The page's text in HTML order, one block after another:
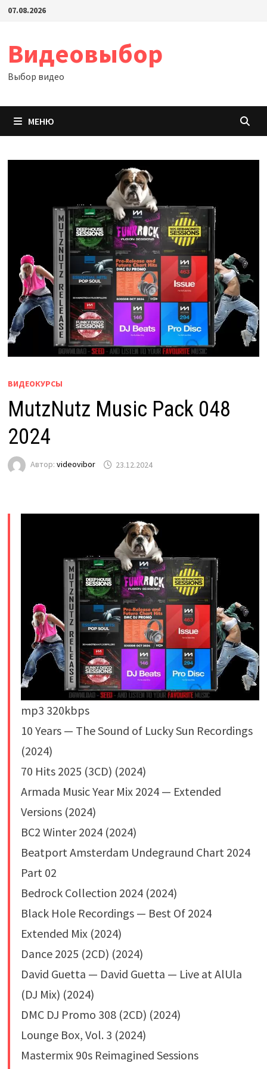
Перейти
07.08.2026
Видеовыбор
Выбор видео
МЕНЮ
ВИДЕОКУРСЫ
MutzNutz Music Pack 048
2024
Автор: videovibor 23.12.2024
mp3 320kbps
10 Years — The Sound of Lucky Sun Recordings
(2024)
70 Hits 2025 (3CD) (2024)
Armada Music Year Mix 2024 — Extended
Versions (2024)
BC2 Winter 2024 (2024)
Beatport Amsterdam Undegraund Chart 2024
Part 02
Bedrock Collection 2024 (2024)
Black Hole Recordings — Best Of 2024
Extended Mix (2024)
Dance 2025 (2CD) (2024)
David Guetta — David Guetta — Live at AlUla
(DJ Mix) (2024)
DMC DJ Promo 308 (2CD) (2024)
Lounge Box, Vol. 3 (2024)
Mastermix 90s Reimagined Sessions